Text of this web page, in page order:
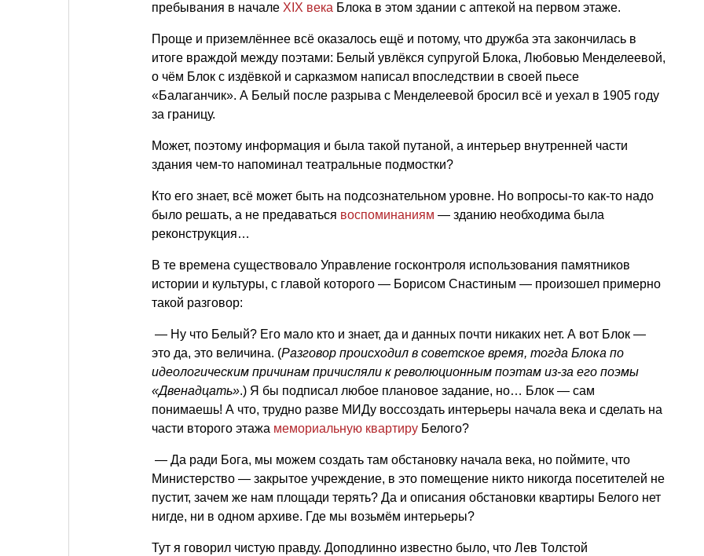
пребывания в начале XIX века Блока в этом здании с аптекой на первом этаже.
Проще и приземлённее всё оказалось ещё и потому, что дружба эта закончилась в
итоге враждой между поэтами: Белый увлёкся супругой Блока, Любовью Менделеевой,
о чём Блок с издёвкой и сарказмом написал впоследствии в своей пьесе
«Балаганчик». А Белый после разрыва с Менделеевой бросил всё и уехал в 1905 году
за границу.
Может, поэтому информация и была такой путаной, а интерьер внутренней части
здания чем-то напоминал театральные подмостки?
Кто его знает, всё может быть на подсознательном уровне. Но вопросы-то как-то надо
было решать, а не предаваться воспоминаниям — зданию необходима была
реконструкция…
В те времена существовало Управление госконтроля использования памятников
истории и культуры, с главой которого — Борисом Снастиным — произошел примерно
такой разговор:
— Ну что Белый? Его мало кто и знает, да и данных почти никаких нет. А вот Блок —
это да, это величина. (Разговор происходил в советское время, тогда Блока по
идеологическим причинам причисляли к революционным поэтам из-за его поэмы
«Двенадцать».) Я бы подписал любое плановое задание, но… Блок — сам
понимаешь! А что, трудно разве МИДу воссоздать интерьеры начала века и сделать на
части второго этажа мемориальную квартиру Белого?
— Да ради Бога, мы можем создать там обстановку начала века, но поймите, что
Министерство — закрытое учреждение, в это помещение никто никогда посетителей не
пустит, зачем же нам площади терять? Да и описания обстановки квартиры Белого нет
нигде, ни в одном архиве. Где мы возьмём интерьеры?
Тут я говорил чистую правду. Доподлинно известно было, что Лев Толстой